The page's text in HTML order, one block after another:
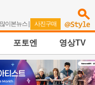
많이본뉴스 | 사진구매
포토엔 영상TV